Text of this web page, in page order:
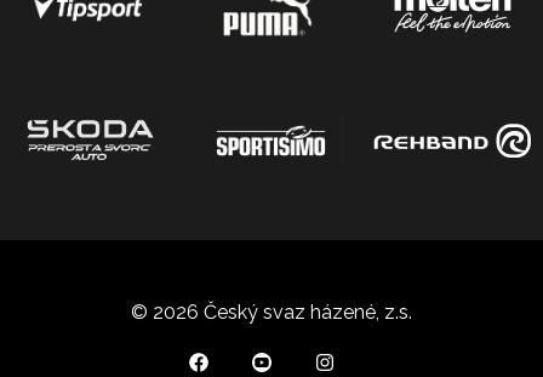
© 2026 Český svaz házené, z.s.